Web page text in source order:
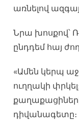
առնելով
Նրա խոսքով՝
ընդդեմ հայ
«Ամեն կերպ
ուղղակի
դիվանագետը։